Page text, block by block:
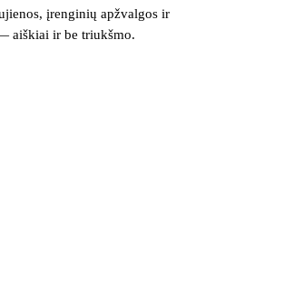
įrenginių apžvalgos ir
aiškiai ir be triukšmo.